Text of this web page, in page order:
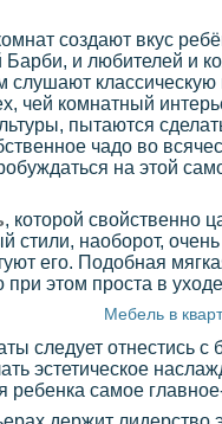
создают вкус
Барби, и любителей и
чей комнатный
пытаются
чадо во
на этой
, которой свойственно
стили, наоборот,
его. Подобная
этом проста в
Мебель в
следует отнестись
эстетическое
самое